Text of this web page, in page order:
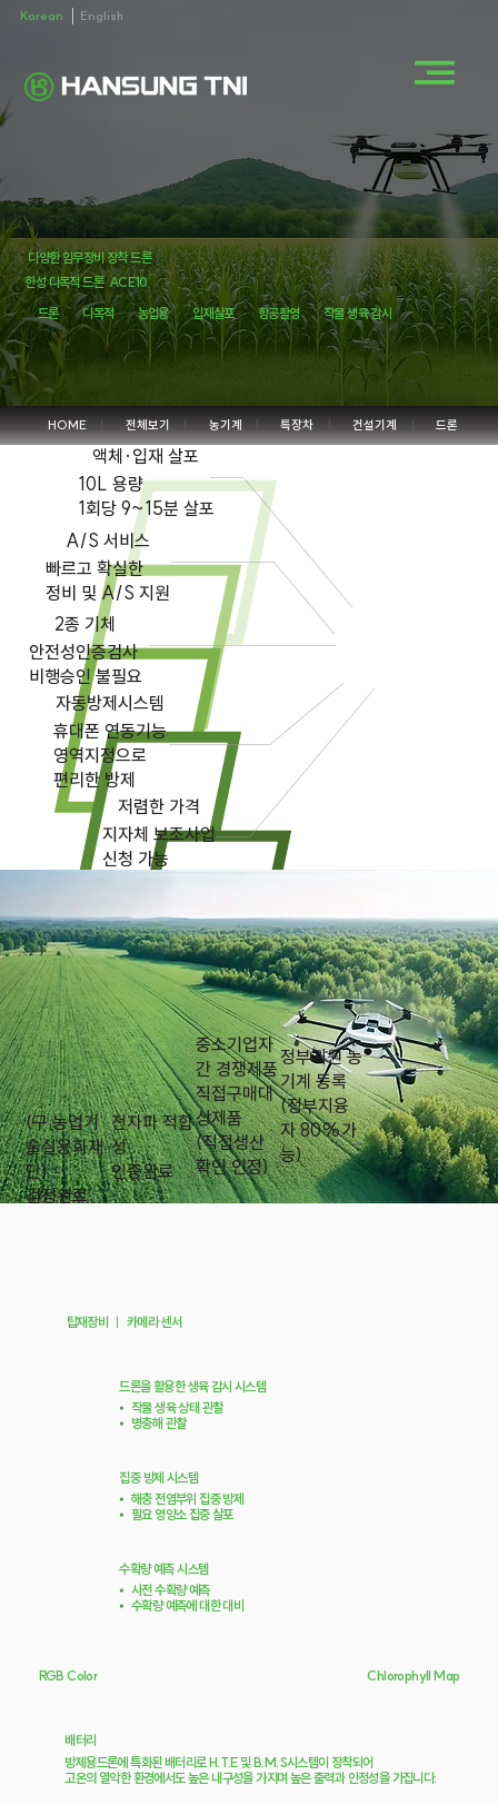
Korean English
HOME 전체보기 농기계 특장차 건설기계 드론
액체·입재 살포
10L 용량
​1회당 9~15분 살포
A/S 서비스
빠르고 확실한
정비 및 A/S 지원
2종 기체
안전성인증검사
​비행승인 불필요​​
자동방제시스템
휴대폰 연동기능
영역지정으로
​편리한 방제
저렴한 가격
지자체 보조사업
​신청 가능
(구 농업기
술실용화재
단)
​검정완료
전자파 적합
성
​인증완료
중소기업자
간 경쟁제품
직접구매대
상제품
​(직접생산
확인 인정)
정부지원 농
기계 등록
​(정부지융
자 80%가
능)
드론 다목적 농업용 입재살포 항공촬영 작물 생육 감시
다양한 임무장비 장착 드론
한성 다목적 드론ACE10
탑재장비 ㅣ 카메라 센서
RGB Color Chlorophyll Map
드론을 활용한 생육 감시 시스템
⦁작물 생육 상태 관찰
⦁병충해 관찰
집중 방제 시스템
⦁해충 전염부위 집중 방제
⦁필요 영양소 집중 살포
수확량 예측 시스템
⦁사전 수확량 예측
⦁수확량 예측에 대한 대비
배터리
방제용드론에 특화된 배터리로 H.T.E 및 B.M.S시스템이 장착되어
고온의 열악한 환경에서도 높은 내구성을 가지며 높은 출력과 안정성을 가집니다.